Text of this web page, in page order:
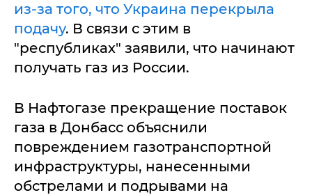
из-за того, что Украина перекрыла
подачу. В связи с этим в
"республиках" заявили, что начинают
получать газ из России.
В Нафтогазе прекращение поставок
газа в Донбасс объяснили
повреждением газотранспортной
инфраструктуры, нанесенными
обстрелами и подрывами на